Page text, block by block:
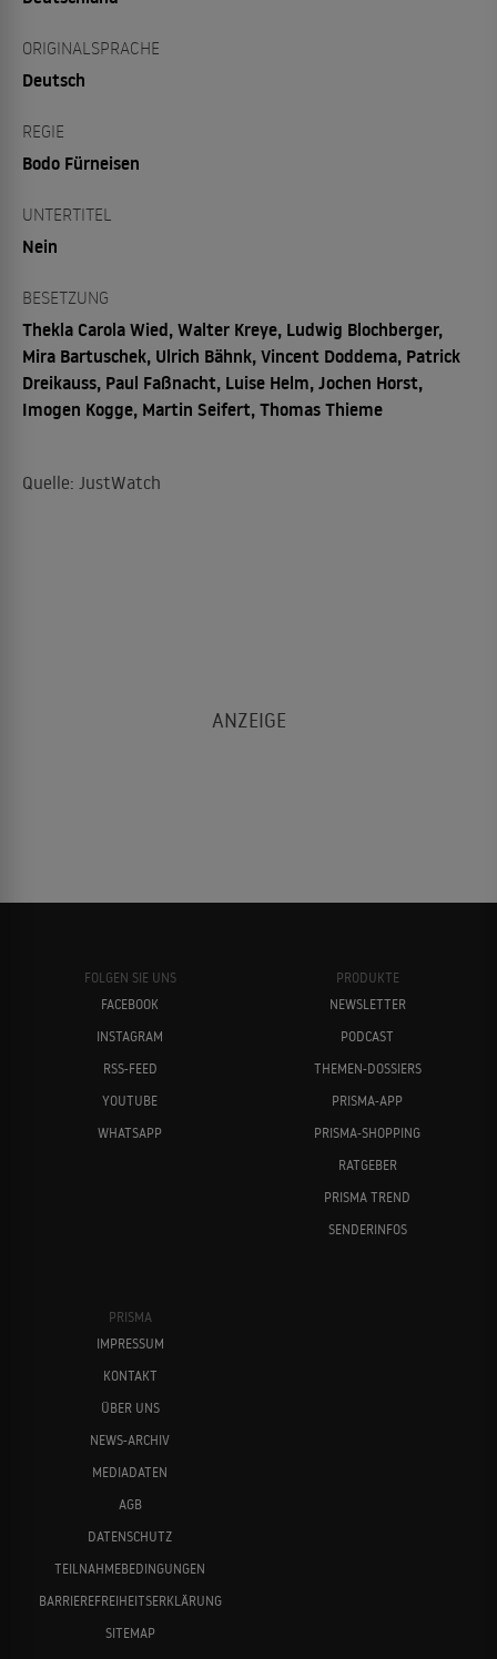
ORIGINALSPRACHE
Deutsch
REGIE
Bodo Fürneisen
UNTERTITEL
Nein
BESETZUNG
Thekla Carola Wied, Walter Kreye, Ludwig Blochberger,
Mira Bartuschek, Ulrich Bähnk, Vincent Doddema, Patrick
Dreikauss, Paul Faßnacht, Luise Helm, Jochen Horst,
Imogen Kogge, Martin Seifert, Thomas Thieme
Quelle: JustWatch
FOLGEN SIE UNS
FACEBOOK
INSTAGRAM
RSS-FEED
YOUTUBE
WHATSAPP
PRODUKTE
NEWSLETTER
PODCAST
THEMEN-DOSSIERS
PRISMA-APP
PRISMA-SHOPPING
RATGEBER
PRISMA TREND
SENDERINFOS
PRISMA
IMPRESSUM
KONTAKT
ÜBER UNS
NEWS-ARCHIV
MEDIADATEN
AGB
DATENSCHUTZ
TEILNAHMEBEDINGUNGEN
BARRIEREFREIHEITSERKLÄRUNG
SITEMAP